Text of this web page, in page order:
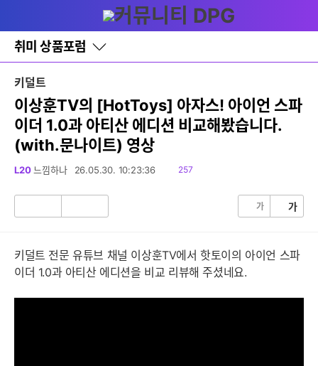
와
홈
취미 상품포럼
바
로
레
이
어
창
토
키덜트
이상훈TV의 [HotToys] 아자스! 아이언 스파
이더 1.0과 아티산 에디션 비교해봤습니다.
(with.문나이트) 영상
L20 느낌하나 26.05.30. 10:23:36
읽
257
가 가
키덜트 전문 유튜브 채널 이상훈TV에서 핫토이의 아이언 스파
이더 1.0과 아티산 에디션을 비교 리뷰해 주셨네요.